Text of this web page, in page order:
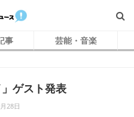
事 芸能・音楽
ゲスト発表
28日